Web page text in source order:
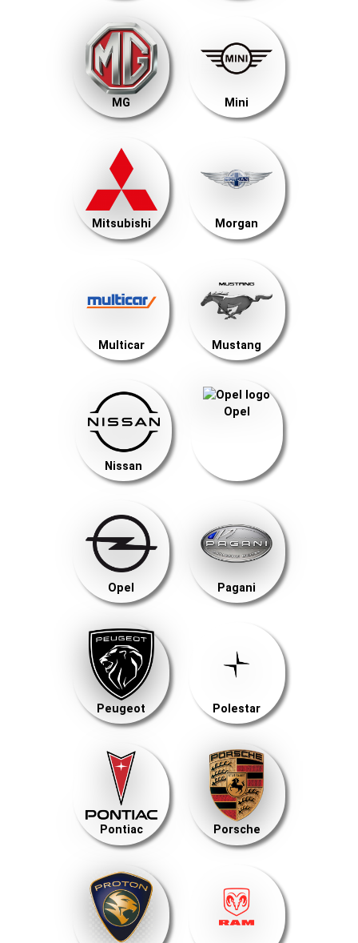
MG Mini
Mitsubishi Morgan
Multicar Mustang
Nissan
Opel
Opel Pagani
Peugeot Polestar
Pontiac Porsche